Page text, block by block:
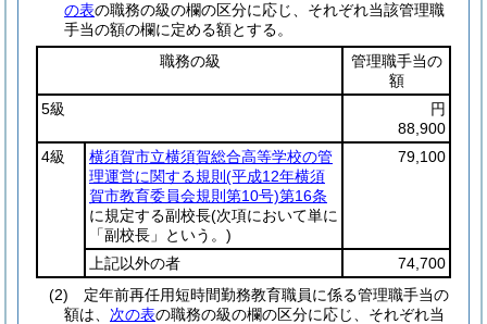
の表の職務の級の欄の区分に応じ、それぞれ当該管理職
手当の額の欄に定める額とする。
職務の級
管理職手当の
額
5級
円
88,900
4級
横須賀市立横須賀総合高等学校の管
理運営に関する規則 (平成12年横須
賀市教育委員会規則第10号)第16条
に規定する副校長(次項において単に
「副校長」という。)
79,100
上記以外の者
74,700
(2)
定年前再任用短時間勤務教育職員に係る管理職手当の
額は、 次の表の職務の級の欄の区分に応じ、それぞれ当